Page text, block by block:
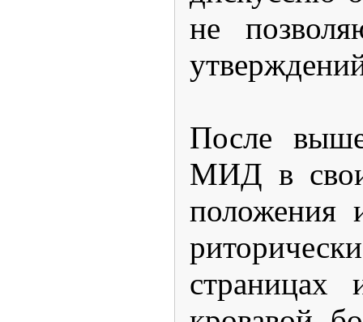
не
После
МИД в
положения